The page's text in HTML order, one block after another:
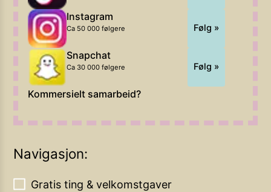
Instagram
Ca 50 000 følgere Følg »
Snapchat
Ca 30 000 følgere Følg »
Kommersielt samarbeid?
Navigasjon:
Gratis ting & velkomstgaver